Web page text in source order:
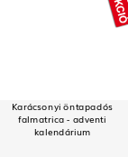
Karácsonyi öntapadós
falmatrica - adventi
kalendárium